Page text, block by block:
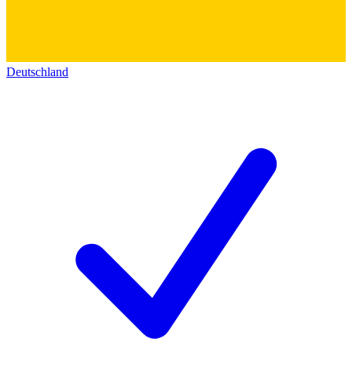
Deutschland